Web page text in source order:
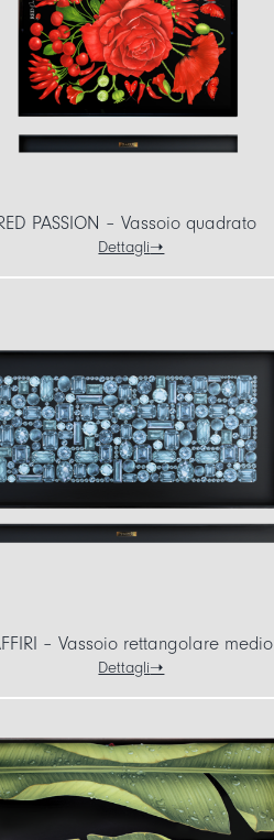
PASSION – Vassoio quadrato
Dettagli
– Vassoio rettangolare medio
Dettagli